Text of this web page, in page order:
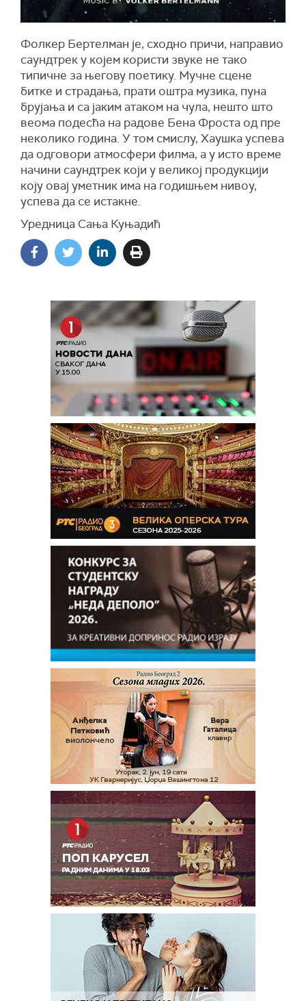
Фолкер Бертелман је, сходно причи, направио
саундтрек у којем користи звуке не тако
типичне за његову поетику. Мучне сцене
битке и страдања, прати оштра музика, пуна
брујања и са јаким атаком на чула, нешто што
веома подесћа на радове Бена Фроста од пре
неколико година. У том смислу, Хаушка успева
да одговори атмосфери филма, а у исто време
начини саундтрек који у великој продукцији
коју овај уметник има на годишњем нивоу,
успева да се истакне.
Уредница Сања Куњадић